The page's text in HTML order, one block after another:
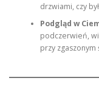
drzwiami, czy
Podgląd w
podczerwień,
przy